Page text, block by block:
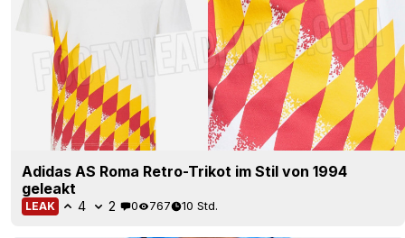
Adidas AS Roma Retro-Trikot im Stil von 1994
geleakt
LEAK 4 2 0 767 10 Std.